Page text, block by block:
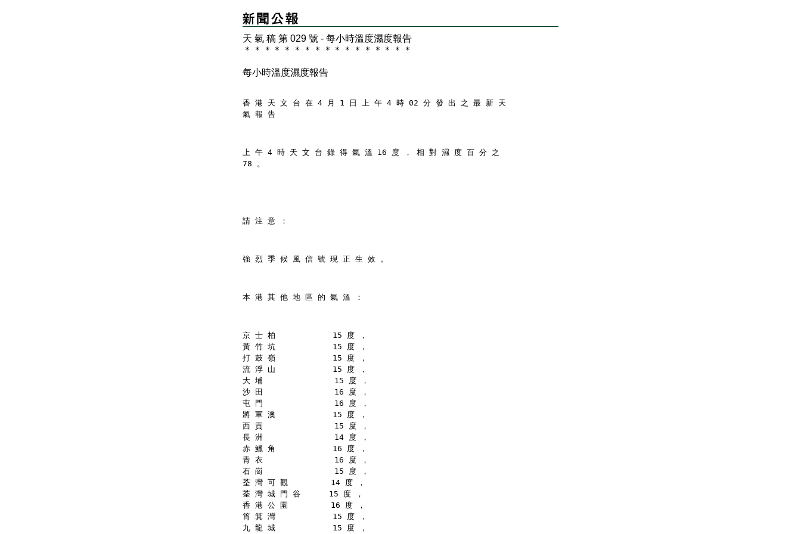
天 氣 稿 第 029 號 - 每小時溫度濕度報告
＊
＊ ＊ ＊ ＊ ＊ ＊ ＊ ＊ ＊ ＊ ＊ ＊ ＊ ＊ ＊ ＊
每小時溫度濕度報告
香 港 天 文 台 在 4 月 1 日 上 午 4 時 02 分 發 出 之 最 新 天
氣 報 告
上 午 4 時 天 文 台 錄 得 氣 溫 16 度 ， 相 對 濕 度 百 分 之
78 。
請 注 意 ：
強 烈 季 候 風 信 號 現 正 生 效 。
本 港 其 他 地 區 的 氣 溫 ：
京 士 柏            15 度 ，
黃 竹 坑            15 度 ，
打 鼓 嶺            15 度 ，
流 浮 山            15 度 ，
大 埔               15 度 ，
沙 田               16 度 ，
屯 門               16 度 ，
將 軍 澳            15 度 ，
西 貢               15 度 ，
長 洲               14 度 ，
赤 鱲 角            16 度 ，
青 衣               16 度 ，
石 崗               15 度 ，
荃 灣 可 觀         14 度 ，
荃 灣 城 門 谷      15 度 ，
香 港 公 園         16 度 ，
筲 箕 灣            15 度 ，
九 龍 城            15 度 ，